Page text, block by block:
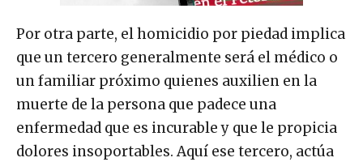
Por otra parte, el homicidio por piedad implica
que un tercero generalmente será el médico o
un familiar próximo quienes auxilien en la
muerte de la persona que padece una
enfermedad que es incurable y que le propicia
dolores insoportables. Aquí ese tercero, actúa